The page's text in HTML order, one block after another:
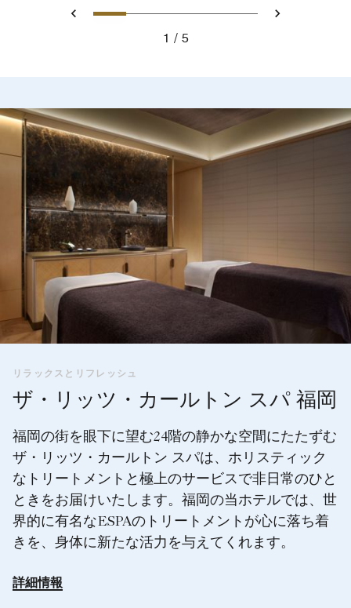
前へ
0 1 2 3 4 次へ
1 5
リラックスとリフレッシュ
ザ・リッツ・カールトン スパ 福岡
福岡の街を眼下に望む24階の静かな空間にたたずむ
ザ・リッツ・カールトン スパは、ホリスティック
なトリートメントと極上のサービスで非日常のひと
ときをお届けいたします。福岡の当ホテルでは、世
界的に有名なESPAのトリートメントが心に落ち着
きを、身体に新たな活力を与えてくれます。
詳細情報